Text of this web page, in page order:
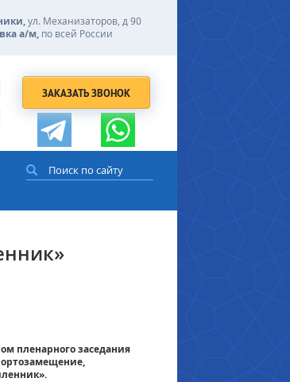
ул. Механизаторов, д 90
а/м, по всей России
ЗАКАЗАТЬ ЗВОНОК
пленарного заседания